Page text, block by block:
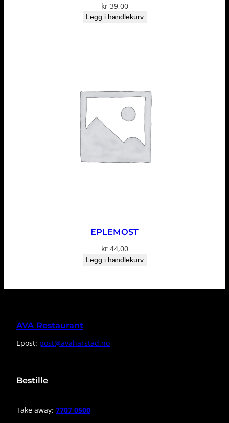
kr39,00
Legg i handlekurv
EPLEMOST
kr44,00
Legg i handlekurv
AVA Restaurant
Epost: post@avaharstad.no
Bestille
Take away: 7707 0500